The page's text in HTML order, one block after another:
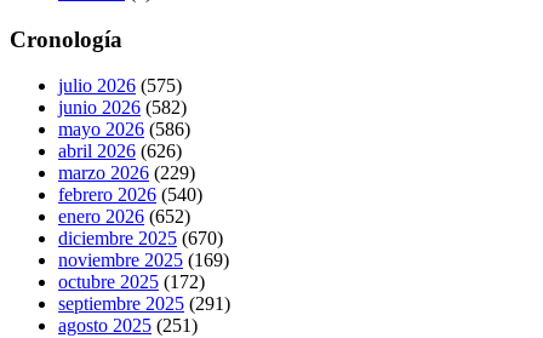
Cronología
julio 2026 (575)
junio 2026 (582)
mayo 2026 (586)
abril 2026 (626)
marzo 2026 (229)
febrero 2026 (540)
enero 2026 (652)
diciembre 2025 (670)
noviembre 2025 (169)
octubre 2025 (172)
septiembre 2025 (291)
agosto 2025 (251)